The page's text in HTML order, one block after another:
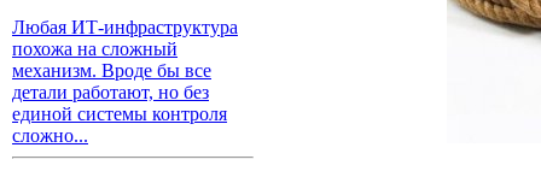
Любая ИТ-инфраструктура
похожа на сложный
механизм. Вроде бы все
детали работают, но без
единой системы контроля
сложно...